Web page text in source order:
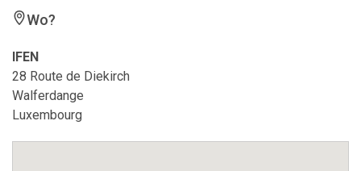
Wo?
IFEN
28 Route de Diekirch
Walferdange
Luxembourg